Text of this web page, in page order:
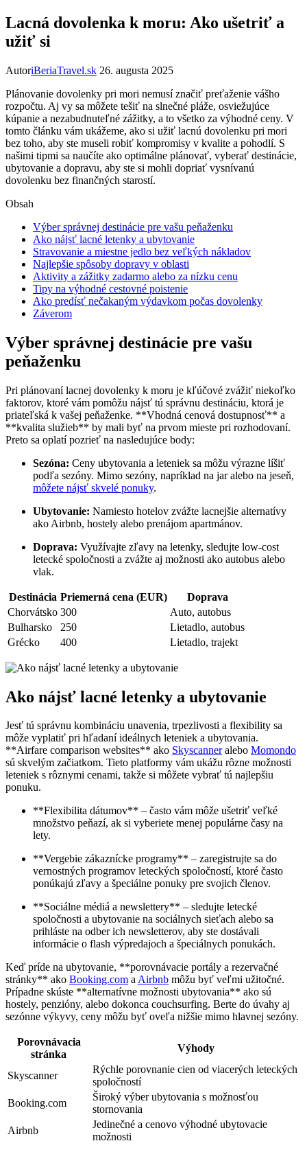
Lacná dovolenka k moru: Ako ušetriť a
užiť si
AutoriBeriaTravel.sk 26. augusta 2025
Plánovanie dovolenky pri mori nemusí značiť preťaženie vášho
rozpočtu. Aj⁤ vy sa môžete tešiť na slnečné pláže, osviežujúce
kúpanie ‌a nezabudnuteľné zážitky, a to ‍všetko za výhodné‍ ceny. V
tomto článku vám ukážeme, ako si užiť⁤ lacnú dovolenku pri mori⁢
bez toho, aby​ ste museli robiť⁢ kompromisy v kvalite a pohodlí. S
našimi tipmi sa naučíte ako optimálne plánovať, vyberať destinácie,
ubytovanie a dopravu, ⁤aby ste‍ si mohli dopriať vysnívanú
dovolenku bez ⁣finančných starostí.
Obsah
Výber správnej destinácie pre ⁤vašu peňaženku
Ako nájsť lacné letenky a ubytovanie
Stravovanie a miestne jedlo‍ bez ⁢veľkých nákladov
Najlepšie spôsoby dopravy v oblasti
Aktivity a zážitky zadarmo ‍alebo za nízku cenu
Tipy na výhodné cestovné poistenie
Ako ⁢predísť nečakaným výdavkom počas dovolenky
Záverom
Výber správnej destinácie pre ⁤vašu
peňaženku
Pri plánovaní lacnej dovolenky k moru je kľúčové zvážiť niekoľko
faktorov,⁣ ktoré vám pomôžu nájsť tú správnu destináciu, ktorá je
priateľská k vašej ​peňaženke. **Vhodná cenová dostupnosť** a
**kvalita služieb** by mali ⁢byť na prvom mieste pri rozhodovaní.
Preto sa oplatí pozrieť na nasledujúce body:
Sezóna: Ceny ubytovania a leteniek sa môžu výrazne líšiť
podľa sezóny. Mimo sezóny, napríklad na jar alebo na jeseň,
môžete nájsť skvelé ponuky.
Ubytovanie: Namiesto hotelov zvážte lacnejšie alternatívy
ako Airbnb, hostely alebo prenájom apartmánov.
Doprava: ‌Využívajte zľavy na ⁤letenky, ⁤sledujte low-cost
letecké spoločnosti a zvážte aj možnosti ako autobus alebo
vlak.
Destinácia Priemerná cena (EUR)
Doprava
Chorvátsko 300
Auto, autobus
Bulharsko
250
Lietadlo, autobus
Grécko
400 Lietadlo, trajekt
Ako nájsť lacné letenky a ubytovanie
Jesť tú správnu kombináciu unavenia, trpezlivosti a flexibility sa
môže vyplatiť pri hľadaní ideálnych leteniek a ‌ubytovania.
**Airfare comparison websites** ako Skyscanner⁤alebo Momondo
sú ⁣skvelým začiatkom. Tieto platformy vám ukážu rôzne ‌možnosti
leteniek s rôznymi cenami, ‌takže si môžete vybrať tú najlepšiu
ponuku.
**Flexibilita⁤ dátumov** – často vám môže ušetriť veľké
množstvo ⁢peňazí, ak si vyberiete menej populárne časy na
lety.
**Vergebie zákaznícke programy** – zaregistrujte sa do
vernostných programov leteckých⁤ spoločností, ktoré často
ponúkajú‍ zľavy a špeciálne ponuky pre svojich členov.
**Sociálne médiá a newslettery** ‍– sledujte letecké
spoločnosti a ubytovanie na sociálnych sieťach alebo sa
prihláste na‌ odber ⁢ich newsletterov, aby ste dostávali
informácie o flash výpredajoch a špeciálnych ponukách.
Keď príde na ubytovanie, **porovnávacie portály a rezervačné
stránky** ako Booking.com aAirbnb môžu byť veľmi užitočné.
Prípadne skúste **alternatívne možnosti ubytovania** ako sú
hostely, penzióny,​ alebo dokonca couchsurfing. Berte do úvahy aj
sezónne výkyvy, ceny môžu byť oveľa nižšie mimo hlavnej sezóny.
Porovnávacia
stránka
Výhody
Skyscanner
Rýchle porovnanie cien od viacerých leteckých‌
spoločností
Booking.com
Široký výber ubytovania s možnosťou​
stornovania
Airbnb
Jedinečné a cenovo výhodné ubytovacie
možnosti